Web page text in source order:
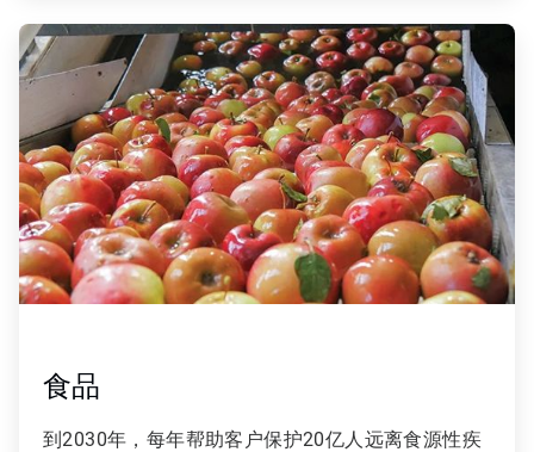
ArticleTile
3
，
食品
到2030年，每年帮助客户保护20亿人远离食源性疾